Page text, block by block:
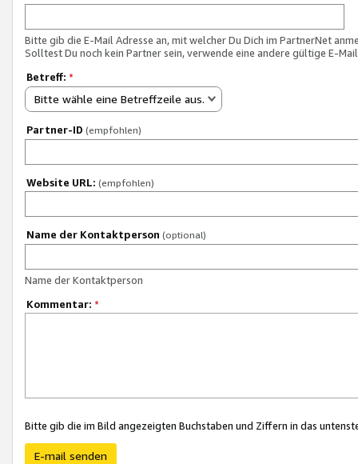
Bitte gib die E-Mail Adresse an, mit welcher Du Dich im PartnerNet
Solltest Du noch kein Partner sein, verwende eine andere gültige E-
Betreff: *
Bitte wähle eine Betreffzeile aus.
Partner-ID (empfohlen)
Website URL: (empfohlen)
Name der Kontaktperson (optional)
Name der Kontaktperson
Kommentar: *
Bitte gib die im Bild angezeigten Buchstaben und Ziffern in das
E-mail senden